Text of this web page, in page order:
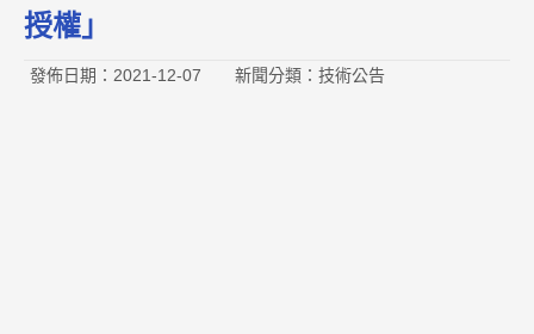
授權」
發佈日期：2021-12-07 新聞分類：技術公告